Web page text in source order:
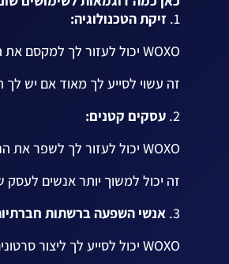
1. זיקת הטכנולוגיה:
WOXO יכול לעזור לך למקסם את תהליך היצירה היצירתי שלך וליצור סרטונים מעניינים בזמן מוגבל.
זה עשוי לסייע לך מאוד אם יש לך
2. עסקים קטנים:
WOXO יכול לעזור לך לשפר את הנוכחות המקוונת של המותג שלך על ידי יצירת תוכן וידאו איכותי.
זה יכול למשוך יותר אנשים לעסק
3. אנשי השפעה ברשתות חברתיות
WOXO יכול לסייע לך ליצור סרטונים מרתקים שיעניקו עניין לקהל שלך.